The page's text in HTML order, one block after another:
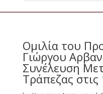
Ομιλία του
Γιώργου
Συνέλευση
Τράπεζας